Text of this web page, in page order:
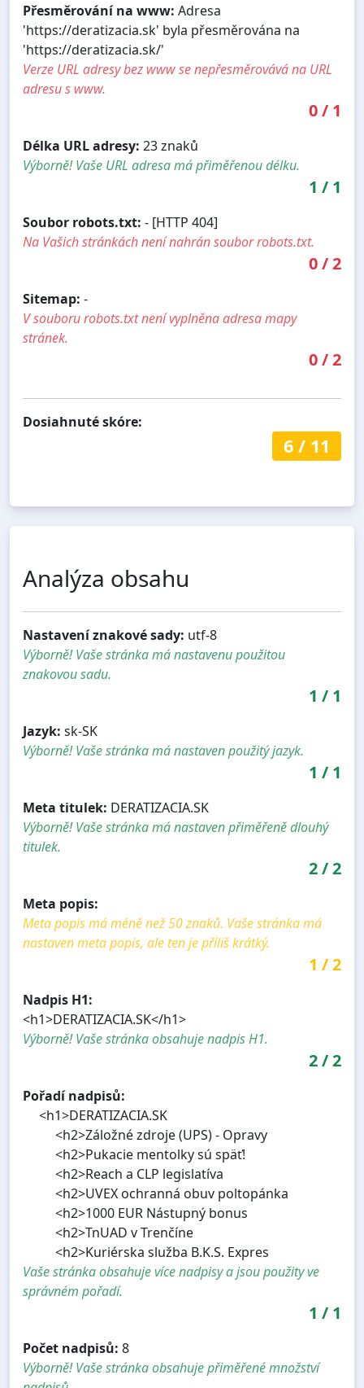
Přesměrování na www: Adresa
'https://deratizacia.sk' byla přesměrována na
'https://deratizacia.sk/'
Verze URL adresy bez www se nepřesměrovává na URL
adresu s www.
0/ 1
Délka URL adresy: 23 znaků
Výborně! Vaše URL adresa má přiměřenou délku.
1 / 1
Soubor robots.txt: - [HTTP 404]
Na Vašich stránkách není nahrán soubor robots.txt.
0/2
Sitemap: -
V souboru robots.txt není vyplněna adresa mapy
stránek.
0/2
Dosiahnuté skóre:
6/ 11
Analýza obsahu
Nastavení znakové sady: utf-8
Výborně! Vaše stránka má nastavenu použitou
znakovou sadu.
1 / 1
Jazyk: sk-SK
Výborně! Vaše stránka má nastaven použitý jazyk.
1 / 1
Meta titulek: DERATIZACIA.SK
Výborně! Vaše stránka má nastaven přiměřeně dlouhý
titulek.
2/2
Meta popis:
Meta popis má méně než 50 znaků. Vaše stránka má
nastaven meta popis, ale ten je příliš krátký.
1 /2
Nadpis H1:
<h1>DERATIZACIA.SK</h1>
Výborně! Vaše stránka obsahuje nadpis H1.
2/2
Pořadí nadpisů:
<h1>DERATIZACIA.SK
<h2>Záložné zdroje (UPS) - Opravy
<h2>Pukacie mentolky sú späť!
<h2>Reach a CLP legislatíva
<h2>UVEX ochranná obuv poltopánka
<h2>1000 EUR Nástupný bonus
<h2>TnUAD v Trenčíne
<h2>Kuriérska služba B.K.S. Expres
Vaše stránka obsahuje více nadpisy a jsou použity ve
správném pořadí.
1 / 1
Počet nadpisů: 8
Výborně! Vaše stránka obsahuje přiměřené množství